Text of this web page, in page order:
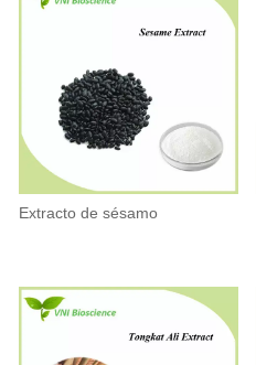
Extracto de sésamo